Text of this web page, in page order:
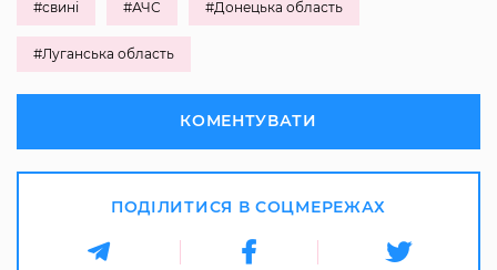
#свині #АЧС #Донецька область
#Луганська область
КОМЕНТУВАТИ
ПОДІЛИТИСЯ В СОЦМЕРЕЖАХ